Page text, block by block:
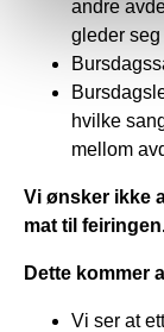
andre
gleder seg
hvilke
mellom
Vi ønsker ikke
mat til
Dette kommer
Vi ser at